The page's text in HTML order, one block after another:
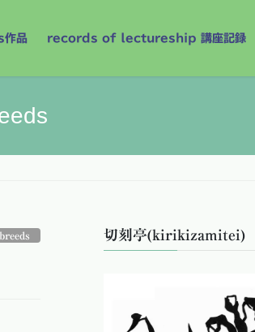
品 records of lectureship 講座記録
切刻亭(kirikizamitei)